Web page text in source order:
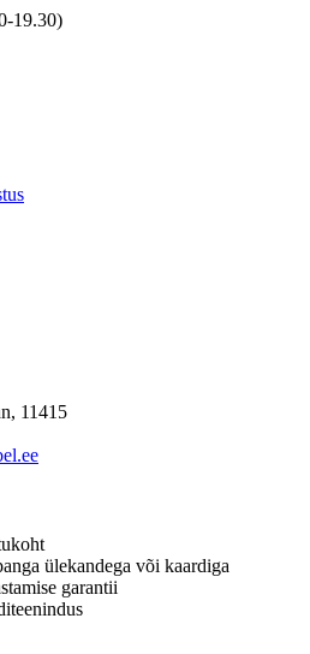
19.30)
11415
ülekandega või kaardiga
garantii